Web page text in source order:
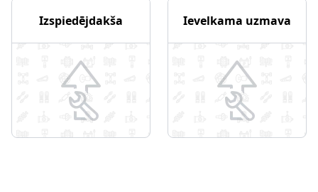
Izspiedējdakša Ievelkama uzmava